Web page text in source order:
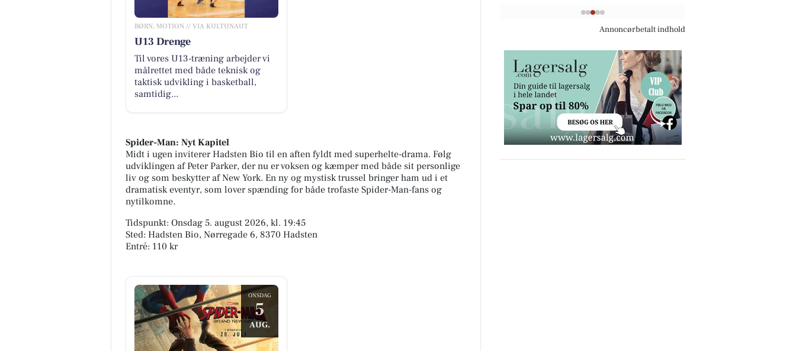
BØRN, MOTION // VIA KULTUNAUT
U13 Drenge
Til vores U13-træning arbejder vi
målrettet med både teknisk og
taktisk udvikling i basketball,
samtidig...
Spider-Man: Nyt Kapitel
Midt i ugen inviterer Hadsten Bio til en aften fyldt med superhelte-drama. Følg
udviklingen af Peter Parker, der nu er voksen og kæmper med både sit personlige
liv og som beskytter af New York. En ny og mystisk trussel bringer ham ud i et
dramatisk eventyr, som lover spænding for både trofaste Spider-Man-fans og
nytilkomne.
Tidspunkt: Onsdag 5. august 2026, kl. 19:45
Sted: Hadsten Bio, Nørregade 6, 8370 Hadsten
Entré: 110 kr
ONSDAG
5
AUG.
Annoncørbetalt indhold